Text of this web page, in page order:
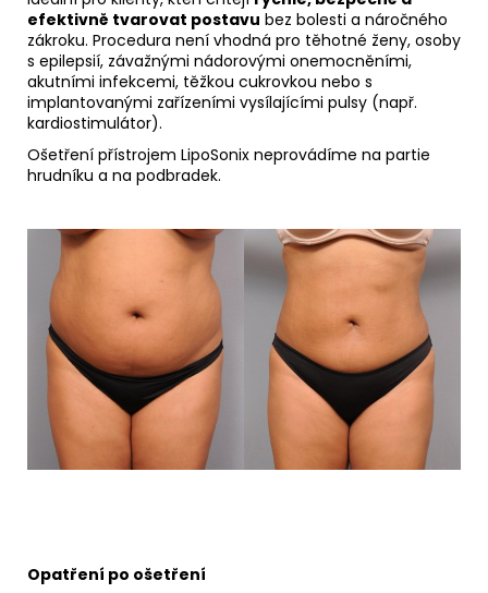
efektivně tvarovat postavu bez bolesti a náročného
zákroku. Procedura není vhodná pro těhotné ženy, osoby
s epilepsií, závažnými nádorovými onemocněními,
akutními infekcemi, těžkou cukrovkou nebo s
implantovanými zařízeními vysílajícími pulsy (např.
kardiostimulátor).
Ošetření přístrojem LipoSonix neprovádíme na partie
hrudníku a na podbradek.
Opatření po ošetření